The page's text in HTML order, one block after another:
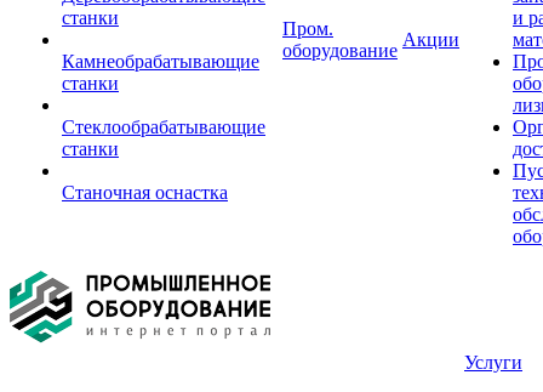
станки
Камнеобрабатывающие
станки
Стеклообрабатывающие
станки
Станочная оснастка
Пром.
оборудование
Акции
и
Услуги